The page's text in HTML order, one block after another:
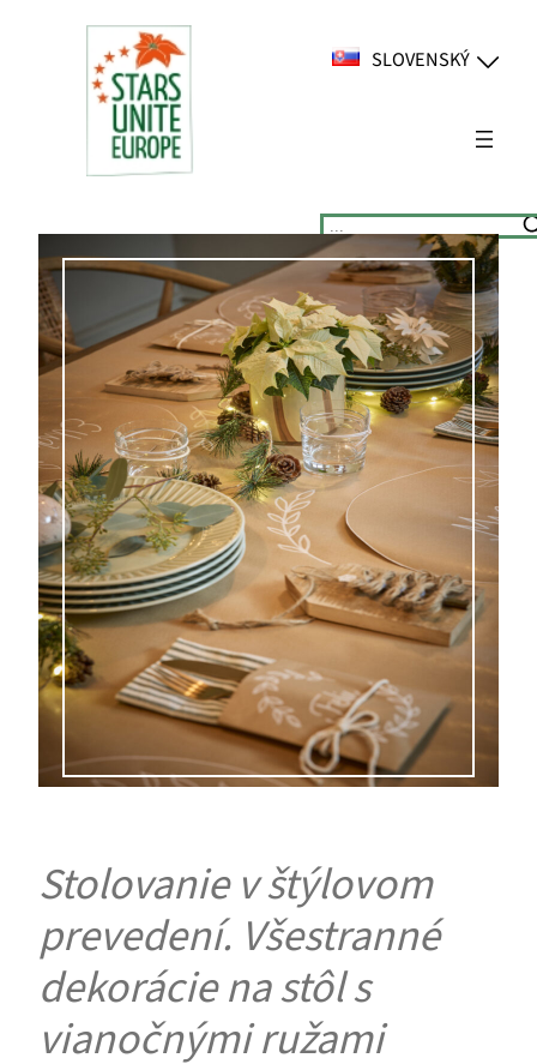
SLOVENSKÝ
Suchen
Stolovanie v štýlovom
prevedení. Všestranné
dekorácie na stôl s
vianočnými ružami